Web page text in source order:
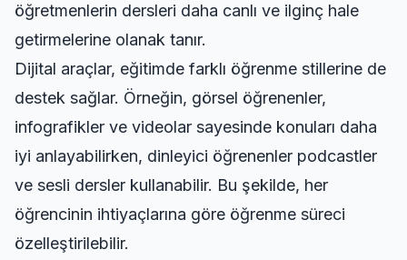
öğretmenlerin dersleri daha canlı ve ilginç hale
getirmelerine olanak tanır.
Dijital araçlar, eğitimde farklı öğrenme stillerine de
destek sağlar. Örneğin, görsel öğrenenler,
infografikler ve videolar sayesinde konuları daha
iyi anlayabilirken, dinleyici öğrenenler podcastler
ve sesli dersler kullanabilir. Bu şekilde, her
öğrencinin ihtiyaçlarına göre öğrenme süreci
özelleştirilebilir.